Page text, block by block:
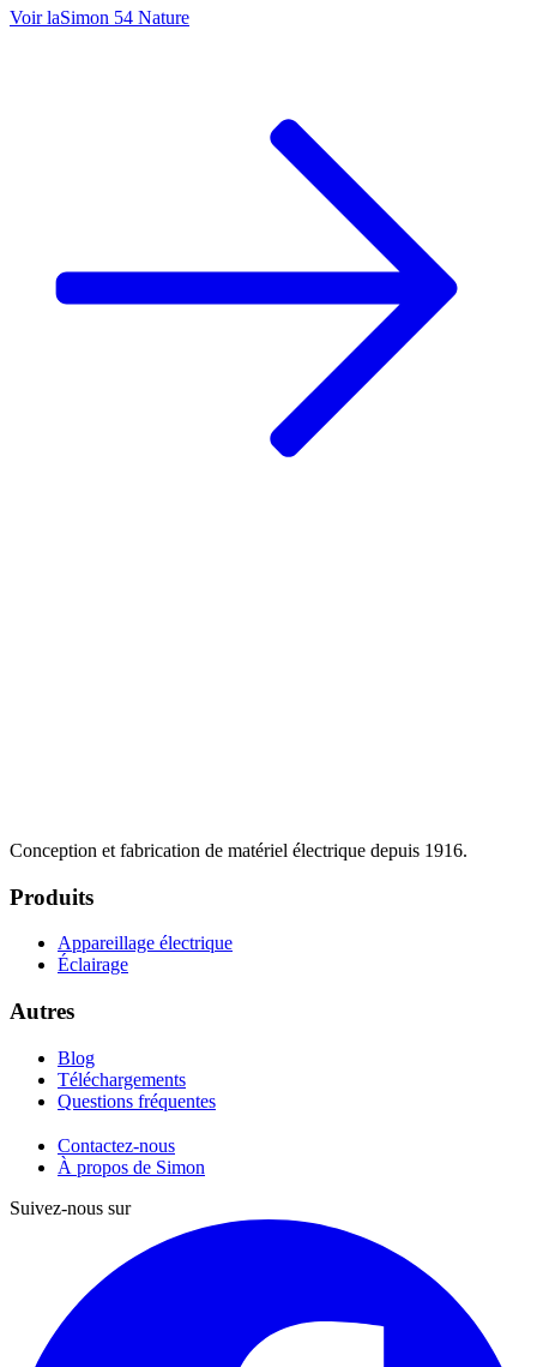
Voir laSimon 54 Nature
Conception et fabrication de matériel électrique depuis 1916.
Produits
Appareillage électrique
Éclairage
Autres
Blog
Téléchargements
Questions fréquentes
Contactez-nous
À propos de Simon
Suivez-nous sur